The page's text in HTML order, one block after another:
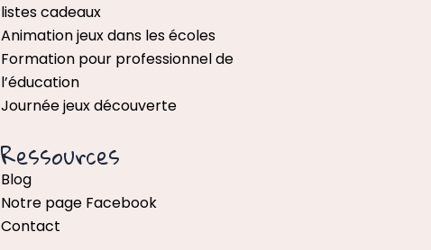
listes cadeaux
Animation jeux dans les écoles
Formation pour professionnel de
l’éducation
Journée jeux découverte
Ressources
Blog
Notre page Facebook
Contact